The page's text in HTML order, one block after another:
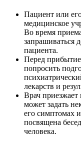
Пациент или
медицинское
Во время
запрашиваться
пациента.
Перед
попросить
лекарств и
Врач
может задать
его симптомах
посвящена
человека.